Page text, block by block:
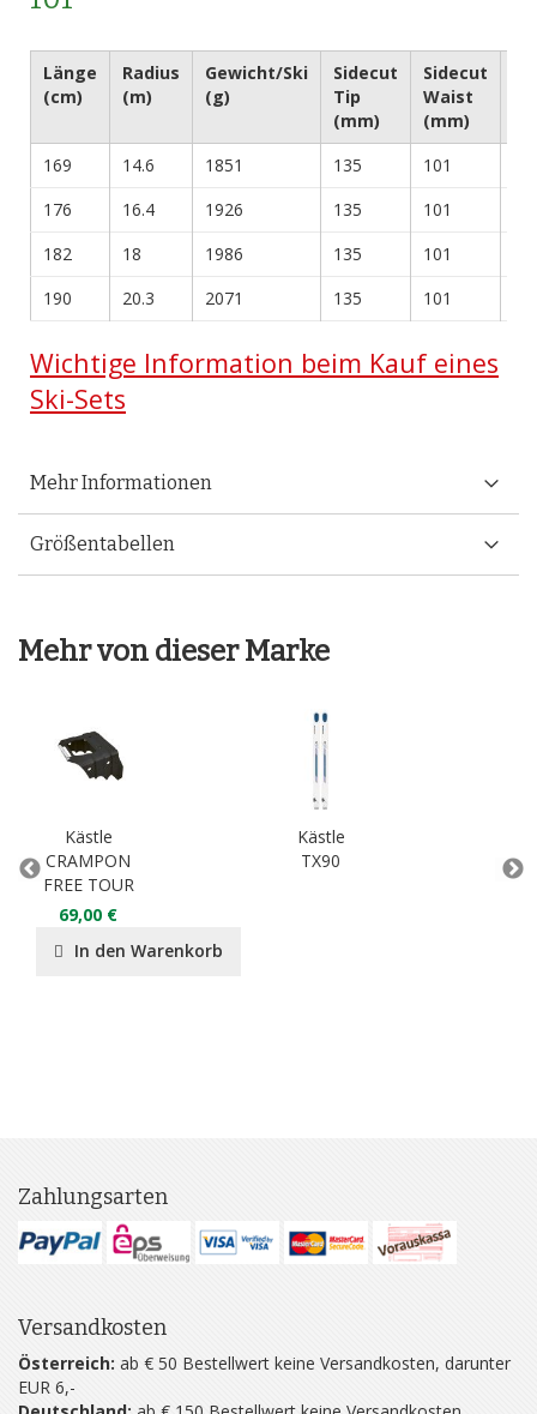
Länge
(cm)
Radius
(m)
Gewicht/Ski
(g)
Sidecut
Tip
(mm)
Sidecut
Waist
(mm)
169
14.6 1851 135 101
176
16.4 1926 135 101
182
18 1986 135 101
190
20.3 2071 135 101
Wichtige Information beim Kauf eines
Ski-Sets
Mehr Informationen
Größentabellen
Mehr von dieser Marke
Kästle
CRAMPON
FREE TOUR
69,00 €
In den Warenkorb
Kästle
TX90
Zahlungsarten
Versandkosten
Österreich: ab € 50 Bestellwert keine Versandkosten, darunter
EUR 6,-